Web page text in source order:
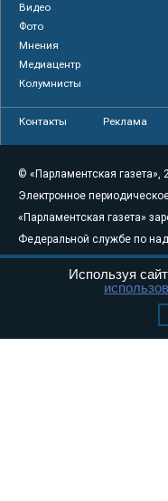
Видео
Фото
Мнения
Медиацентр
Колумнисты
Контакты Реклама
© «Парламентская газета»,
Электронное
«Парламентская газета»
Федеральной службе по
связи, информационных
массовых коммуникаций
Свидетельство о
Используя